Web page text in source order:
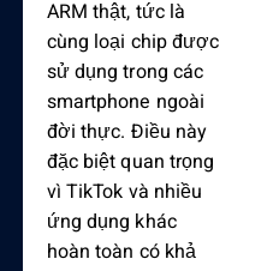
ARM thật, tức là
cùng loại chip được
sử dụng trong các
smartphone ngoài
đời thực. Điều này
đặc biệt quan trọng
vì TikTok và nhiều
ứng dụng khác
hoàn toàn có khả